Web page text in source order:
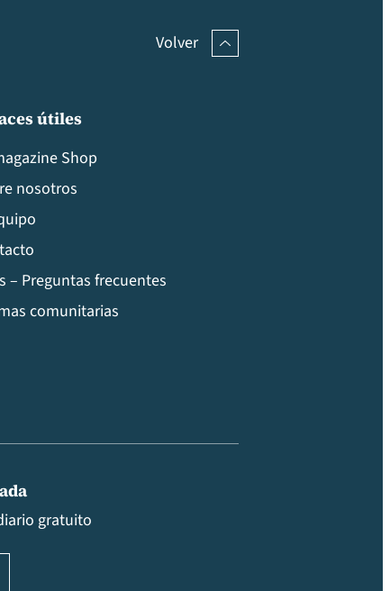
Volver
útiles
Shop
nosotros
– Preguntas frecuentes
comunitarias
gratuito